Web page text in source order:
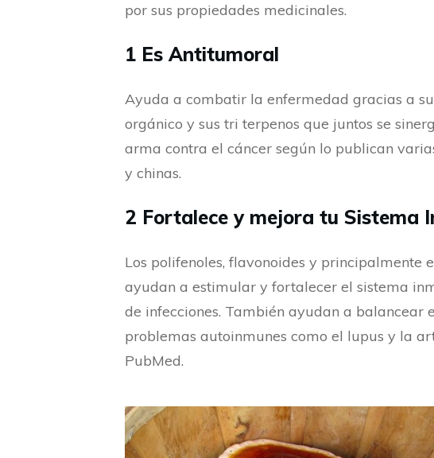
por sus propiedades medicinales.
1 Es Antitumoral
Ayuda a combatir la enfermedad gracias a
orgánico y sus tri terpenos que juntos se
arma contra el cáncer según lo publican
y chinas.
2 Fortalece y mejora tu Sistema
Los polifenoles, flavonoides y principalmente
ayudan a estimular y fortalecer el sistema
de infecciones. También ayudan a balancear
problemas autoinmunes como el lupus y la
PubMed.